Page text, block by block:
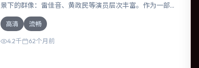
景下的群像：雷佳音、黄政民等演员层次丰富。作为一部惊
悚作品，故事从日常裂缝切入，逐步推向不可逆转的结局；
视听语言统一，情感落点克制有力。
高清 流畅
4.2千 62个月前